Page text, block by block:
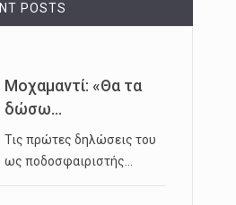
POSTS
Μοχαμαντί: «Θα τα
δώσω...
Τις πρώτες δηλώσεις του
ως ποδοσφαιριστής…